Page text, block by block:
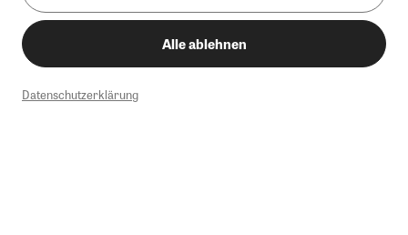
Alle ablehnen
Datenschutzerklärung